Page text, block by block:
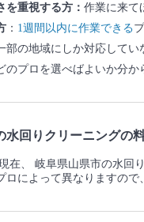
を重視する方： 作業に来て
： 1週間以内に作業できる
部の地域にしか対応して
のプロを選べばよいか分
水回りクリーニングの
在、 岐阜県山県市の水回
ロによって異なりますので